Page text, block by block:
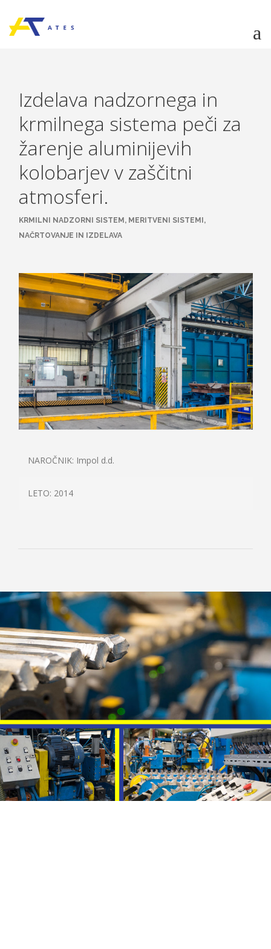
STORITVE
POSTOPEK IZVEDBE PROJEKTA
REFERENCE
ZAPOSLENI
KONTAKT
EN
Izdelava nadzornega in
krmilnega sistema peči za
žarenje aluminijevih
kolobarjev v zaščitni
atmosferi.
KRMILNI NADZORNI SISTEM, MERITVENI SISTEMI,
NAČRTOVANJE IN IZDELAVA
NAROČNIK: Impol d.d.
LETO: 2014